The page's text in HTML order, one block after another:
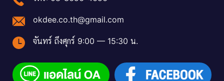
okdee.co.th@gmail.com
จันทร์ ถึงศุกร์ 9:00 — 15:30 น.